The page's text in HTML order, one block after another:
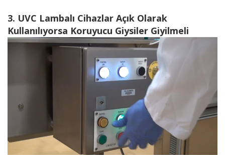
3. UVC Lambalı Cihazlar Açık Olarak
Kullanılıyorsa Koruyucu Giysiler Giyilmeli